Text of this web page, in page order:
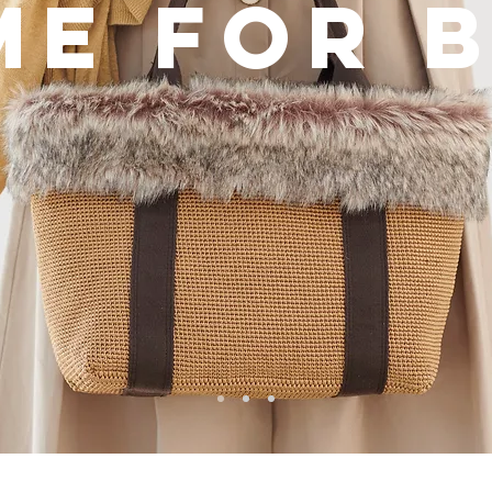
FOR